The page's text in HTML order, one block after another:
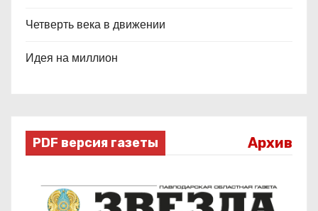
Четверть века в движении
Идея на миллион
PDF версия газеты Архив